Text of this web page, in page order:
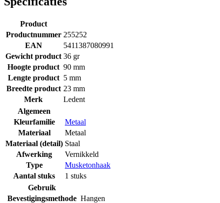
Product
Productnummer 255252
EAN
5411387080991
Gewicht product 36 gr
Hoogte product 90 mm
Lengte product 5 mm
Breedte product 23 mm
Merk
Ledent
Algemeen
Kleurfamilie
Metaal
Materiaal
Metaal
Materiaal (detail) Staal
Afwerking
Vernikkeld
Type
Musketonhaak
Aantal stuks
1 stuks
Gebruik
Bevestigingsmethode Hangen